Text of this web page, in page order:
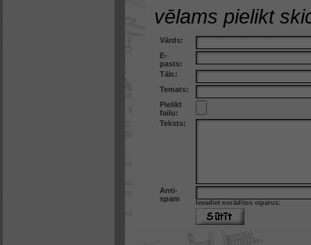
vēlams pielikt
Vārds:
E-
pasts:
Tālr.:
Temats:
Pielikt
failu:
Teksts:
Anti-
spam
Ievadiet norādītos ciparus: